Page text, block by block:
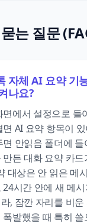
는 질문
자체 AI 요약 기
나요?
면에서 설정으로 들
면 AI 요약 항목이
면 안읽음 폴더에 들
만든 대화 요약 카드
대상은 안 읽은 메
24시간 안에 새 메
, 잠깐 자리를 비운
폭발했을 때 특히 쓸